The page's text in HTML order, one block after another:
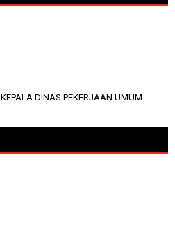
DINAS PEKERJAAN UMUM